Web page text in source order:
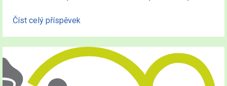
Číst celý příspěvek